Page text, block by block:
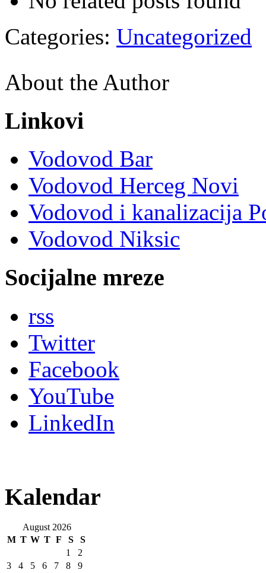
Categories: Uncategorized
About the Author
Linkovi
Vodovod Bar
Vodovod Herceg Novi
Vodovod i kanalizacija
Vodovod Niksic
Socijalne mreze
rss
Twitter
Facebook
YouTube
LinkedIn
Kalendar
August 2026
M T W T F S
S
1
2
3
4 5 6 7 8
9